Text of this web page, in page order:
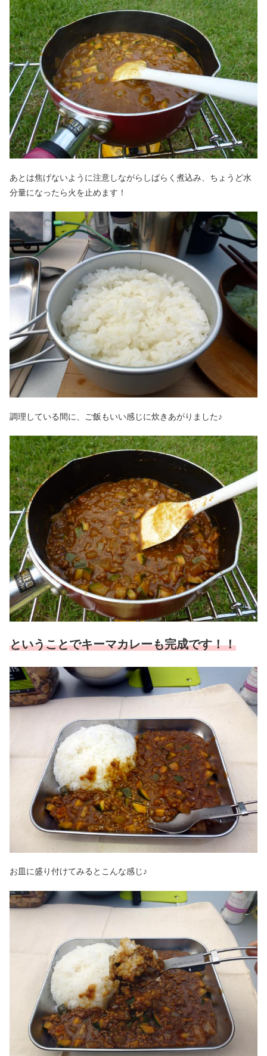
あとは焦げないように注意しながらしばらく煮込み、ちょうど水
分量になったら火を止めます！
調理している間に、ご飯もいい感じに炊きあがりました♪
ということでキーマカレーも完成です！！
お皿に盛り付けてみるとこんな感じ♪